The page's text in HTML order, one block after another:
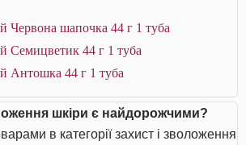
Червона шапочка 44 г 1 туба
Семицветик 44 г 1 туба
Антошка 44 г 1 туба
шкіри є найдорожчими?
в категорії захист і зволоження